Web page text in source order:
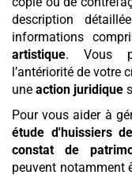
description
informations
artistique. Vous
l’antériorité de votre
une action juridique
Pour vous aider à
étude d'huissiers
constat de
peuvent notamment